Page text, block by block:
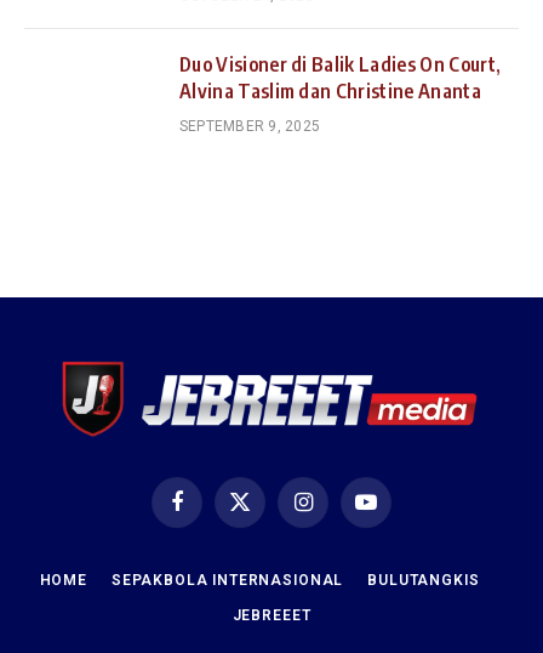
Duo Visioner di Balik Ladies On Court,
Alvina Taslim dan Christine Ananta
SEPTEMBER 9, 2025
FacebookX
(Twitter)
InstagramYouTube
HOME SEPAKBOLA INTERNASIONAL BULUTANGKIS
JEBREEET